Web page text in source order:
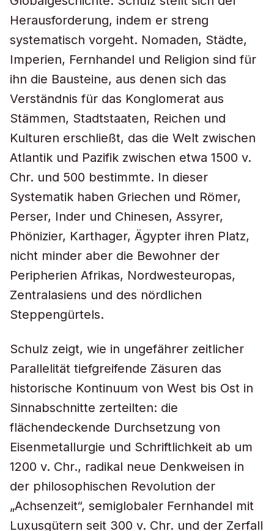
Herausforderung, indem er streng
systematisch vorgeht. Nomaden, Städte,
Imperien, Fernhandel und Religion sind für
ihn die Bausteine, aus denen sich das
Verständnis für das Konglomerat aus
Stämmen, Stadtstaaten, Reichen und
Kulturen erschließt, das die Welt zwischen
Atlantik und Pazifik zwischen etwa 1500 v.
Chr. und 500 bestimmte. In dieser
Systematik haben Griechen und Römer,
Perser, Inder und Chinesen, Assyrer,
Phönizier, Karthager, Ägypter ihren Platz,
nicht minder aber die Bewohner der
Peripherien Afrikas, Nordwesteuropas,
Zentralasiens und des nördlichen
Steppengürtels.
Schulz zeigt, wie in ungefährer zeitlicher
Parallelität tiefgreifende Zäsuren das
historische Kontinuum von West bis Ost in
Sinnabschnitte zerteilten: die
flächendeckende Durchsetzung von
Eisenmetallurgie und Schriftlichkeit ab um
1200 v. Chr., radikal neue Denkweisen in
der philosophischen Revolution der
„Achsenzeit“, semiglobaler Fernhandel mit
Luxusgütern seit 300 v. Chr. und der Zerfall